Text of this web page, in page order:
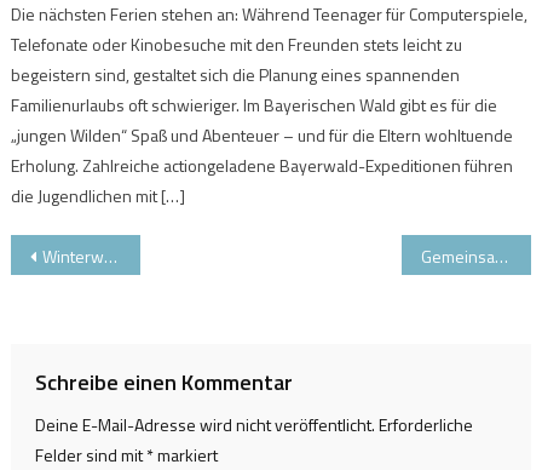
Die nächsten Ferien stehen an: Während Teenager für Computerspiele,
Telefonate oder Kinobesuche mit den Freunden stets leicht zu
begeistern sind, gestaltet sich die Planung eines spannenden
Familienurlaubs oft schwieriger. Im Bayerischen Wald gibt es für die
„jungen Wilden“ Spaß und Abenteuer – und für die Eltern wohltuende
Erholung. Zahlreiche actiongeladene Bayerwald-Expeditionen führen
die Jugendlichen mit […]
Beitragsnavigation
Winterwandern im Tölzer Land: mit und ohne Ranger! Gemeinsamer Skipass: Skifahren in der Zugspitz Arena Bayern-Tirol
Schreibe einen Kommentar
Deine E-Mail-Adresse wird nicht veröffentlicht.Erforderliche
Felder sind mit*markiert